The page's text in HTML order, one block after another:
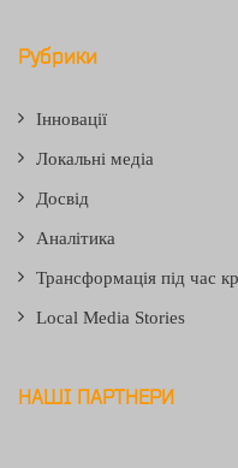
Рубрики
Інновації
Локальні медіа
Досвід
Аналітика
Трансформація під час
Local Media Stories
НАШІ ПАРТНЕРИ